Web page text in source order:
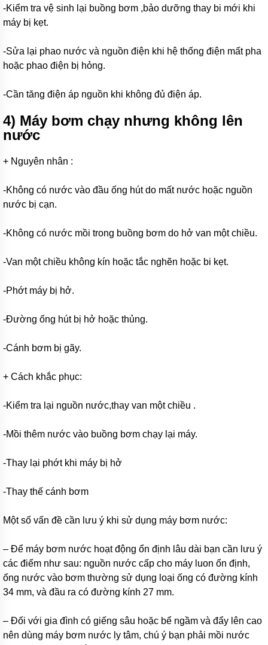
hố
móng-
bùn
cảnh-
bơm
hóa
chất
Bơm
định
Bơm
dẫn
từ
bơm
máy
bơm
Máy
-
Máy
-
Nha
Máy
bơm
-
Italy
Máy
bơm
EBARA
-
Italy
bơm
-
-Kiểm tra vệ sinh lại buồng bơm ,bảo dưỡng thay bi mới khi
máy bị kẹt.
-Sửa lại phao nước và nguồn điện khi hệ thống điện mất pha
hoặc phao điện bị hỏng.
-Cần tăng điện áp nguồn khi không đủ điện áp.
4) Máy bơm chạy nhưng không lên
nước
+ Nguyên nhân :
-Không có nước vào đầu ống hút do mất nước hoặc nguồn
nước bị cạn.
-Không có nước mồi trong buồng bơm do hở van một chiều.
-Van một chiều không kín hoặc tắc nghẽn hoặc bi kẹt.
-Phớt máy bị hở.
-Đường ống hút bị hở hoặc thủng.
-Cánh bơm bị gãy.
+ Cách khắc phục:
-Kiểm tra lại nguồn nước,thay van một chiều .
-Mồi thêm nước vào buồng bơm chạy lại máy.
-Thay lại phớt khi máy bị hở
-Thay thế cánh bơm
Một số vấn đề cần lưu ý khi sử dụng máy bơm nước:
– Để máy bơm nước hoạt động ổn định lâu dài bạn cần lưu ý
các điểm như sau: nguồn nước cấp cho máy luon ổn định,
ống nước vào bơm thường sử dụng loại ống có đường kính
34 mm, và đầu ra có đường kính 27 mm.
– Đối với gia đình có giếng sâu hoặc bể ngầm và đẩy lên cao
nên dùng máy bơm nước ly tâm, chú ý bạn phải mồi nước